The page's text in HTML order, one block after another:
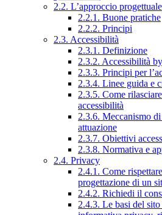
2.2. L’approccio progettuale
2.2.1. Buone pratiche
2.2.2. Principi
2.3. Accessibilità
2.3.1. Definizione
2.3.2. Accessibilità
2.3.3. Principi per
2.3.4. Linee guida e
2.3.5. Come
accessibilità
2.3.6. Meccanismo
attuazione
2.3.7. Obiettivi
2.3.8. Normativa e
2.4. Privacy
2.4.1. Come
progettazione di un
2.4.2. Richiedi il
2.4.3. Le basi del